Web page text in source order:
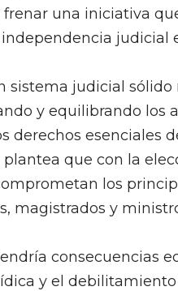
una iniciativa
independencia judicial
sistema judicial
y equilibrando los
derechos esenciales
que con la
los
magistrados y
consecuencias
y el